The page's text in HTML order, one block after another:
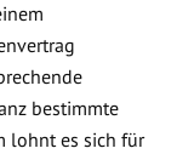
bestimmte
lohnt es sich für